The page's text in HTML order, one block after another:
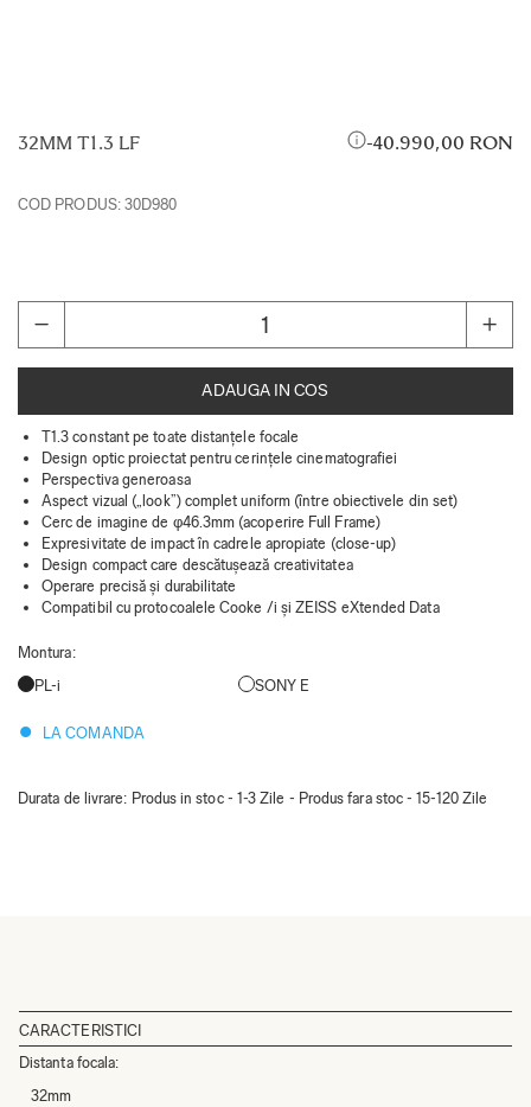
32MM T1.3 LF 40.990,00 RON
COD PRODUS: 30D980
T1.3 constant pe toate distanțele focale
Design optic proiectat pentru cerințele cinematografiei
Perspectiva generoasa
Aspect vizual („look”) complet uniform (între obiectivele din set)
Cerc de imagine de φ46.3mm (acoperire Full Frame)
Expresivitate de impact în cadrele apropiate (close-up)
Design compact care descătușează creativitatea
Operare precisă și durabilitate
Compatibil cu protocoalele Cooke /i și ZEISS eXtended Data
Montura:
PL-i
SONY E
LA COMANDA
Durata de livrare: Produs in stoc - 1-3 Zile - Produs fara stoc - 15-120 Zile
ADAUGA IN COS
CARACTERISTICI
Distanta focala:
32mm